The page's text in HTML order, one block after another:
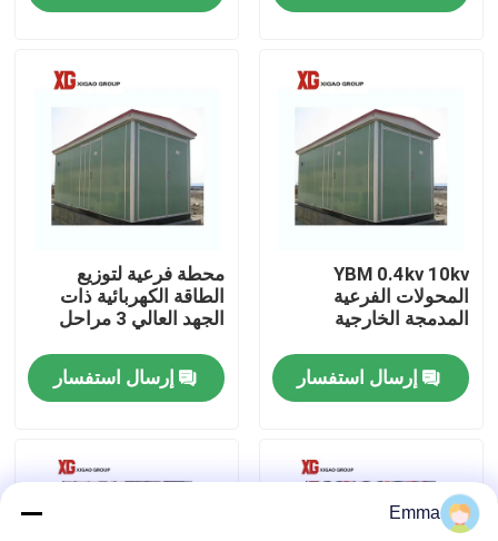
جولة في المعمل
اطلب اقتباس
تبديل كسر تحميل الهواء
مفاتيح توزيع الطاقة
YBM 0.4kv 10kv
المحولات الفرعية
المدمجة الخارجية
إرسال استفسار
محطة فرعية لتوزيع
الطاقة الكهربائية ذات
الجهد العالي 3 مراحل
إرسال استفسار
Emma